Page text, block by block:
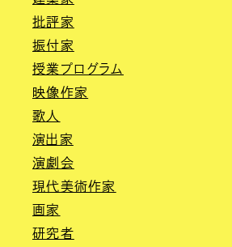
批評家
振付家
授業プログラム
映像作家
歌人
演出家
演劇会
現代美術作家
画家
研究者